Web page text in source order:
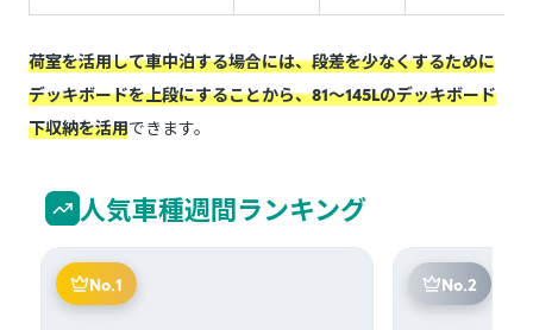
荷室を活用して車中泊する場合には、段差を少なくするために
デッキボードを上段にすることから、81〜145Lのデッキボード
下収納を活用できます。